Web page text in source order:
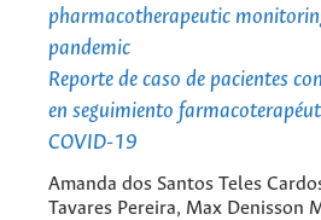
pharmacotherapeutic
pandemic
Reporte de caso de pacientes
en seguimiento
COVID-19
Amanda dos Santos Teles
Tavares Pereira, Max Denisson